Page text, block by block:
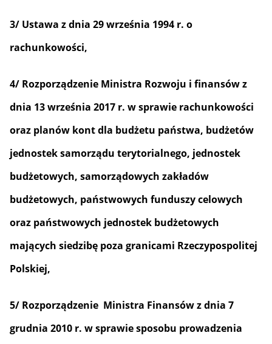
3/ Ustawa z dnia 29 września 1994 r. o
rachunkowości,
4/ Rozporządzenie Ministra Rozwoju i finansów z
dnia 13 września 2017 r. w sprawie rachunkowości
oraz planów kont dla budżetu państwa, budżetów
jednostek samorządu terytorialnego, jednostek
budżetowych, samorządowych zakładów
budżetowych, państwowych funduszy celowych
oraz państwowych jednostek budżetowych
mających siedzibę poza granicami Rzeczypospolitej
Polskiej,
5/ Rozporządzenie Ministra Finansów z dnia 7
grudnia 2010 r. w sprawie sposobu prowadzenia